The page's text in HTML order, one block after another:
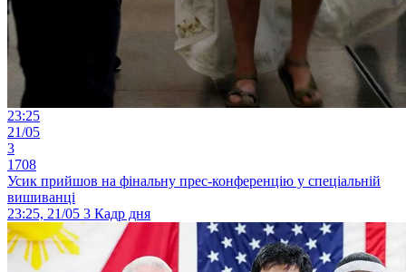
23:25
21/05
3
1708
Усик прийшов на фінальну прес-конференцію у спеціальній
вишиванці
23:25, 21/05 3 Кадр дня